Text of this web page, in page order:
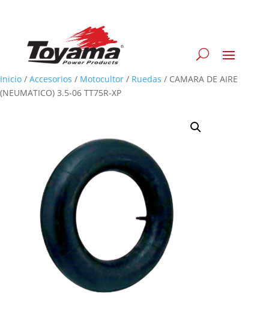
Inicio / Accesorios / Motocultor / Ruedas / CAMARA DE AIRE
(NEUMATICO) 3.5-06 TT75R-XP